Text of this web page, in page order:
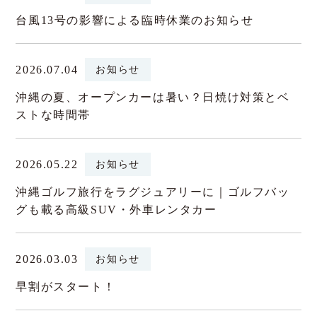
台風13号の影響による臨時休業のお知らせ
2026.07.04 お知らせ
沖縄の夏、オープンカーは暑い？日焼け対策とベ
ストな時間帯
2026.05.22 お知らせ
沖縄ゴルフ旅行をラグジュアリーに｜ゴルフバッ
グも載る高級SUV・外車レンタカー
2026.03.03 お知らせ
早割がスタート！